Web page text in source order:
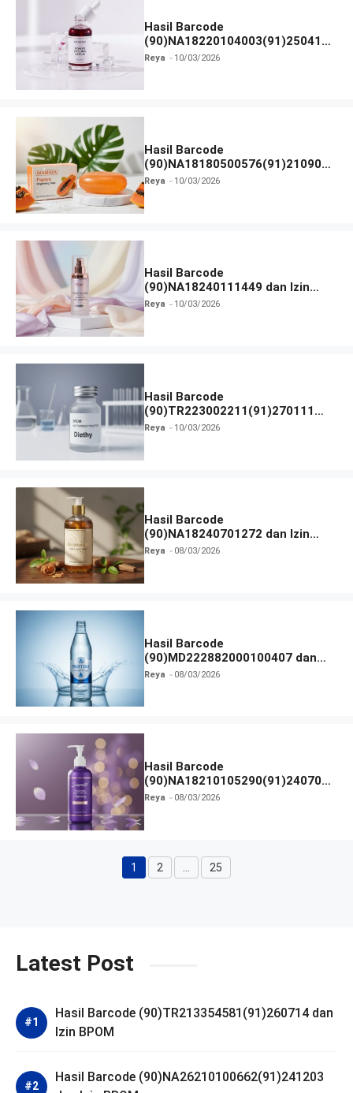
Hasil Barcode
(90)NA18220104003(91)250418
dan Izin BPOM
Reya 10/03/2026
Hasil Barcode
(90)NA18180500576(91)210906
dan Izin BPOM
Reya 10/03/2026
Hasil Barcode
(90)NA18240111449 dan Izin
BPOM
Reya 10/03/2026
Hasil Barcode
(90)TR223002211(91)270111
dan Izin BPOM
Reya 10/03/2026
Hasil Barcode
(90)NA18240701272 dan Izin
BPOM
Reya 08/03/2026
Hasil Barcode
(90)MD222882000100407 dan
Izin BPOM
Reya 08/03/2026
Hasil Barcode
(90)NA18210105290(91)240703
dan Izin BPOM
Reya 08/03/2026
Halaman
1 Halaman
2 Halaman
25
Latest Post
Hasil Barcode (90)TR213354581(91)260714 dan
Izin BPOM
Hasil Barcode (90)NA26210100662(91)241203